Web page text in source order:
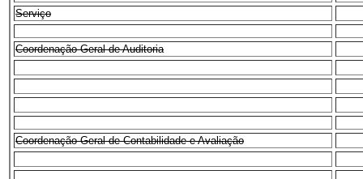
Serviço
Coordenação-Geral de Auditoria
Coordenação-Geral de Contabilidade e Avaliação